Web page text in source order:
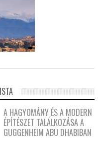
A HAGYOMÁNY ÉS A MODERN
ÉPÍTÉSZET TALÁLKOZÁSA A
GUGGENHEIM ABU DHABIBAN